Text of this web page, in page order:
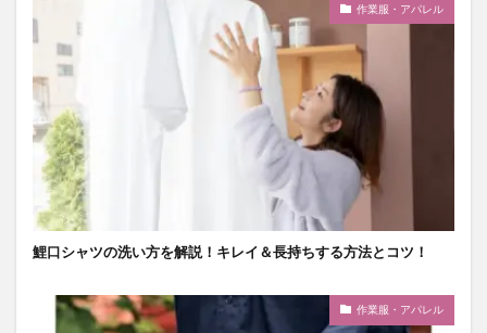
作業服・アパレル
鯉口シャツの洗い方を解説！キレイ＆長持ちする方法とコツ！
作業服・アパレル